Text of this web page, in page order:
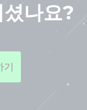
나요?